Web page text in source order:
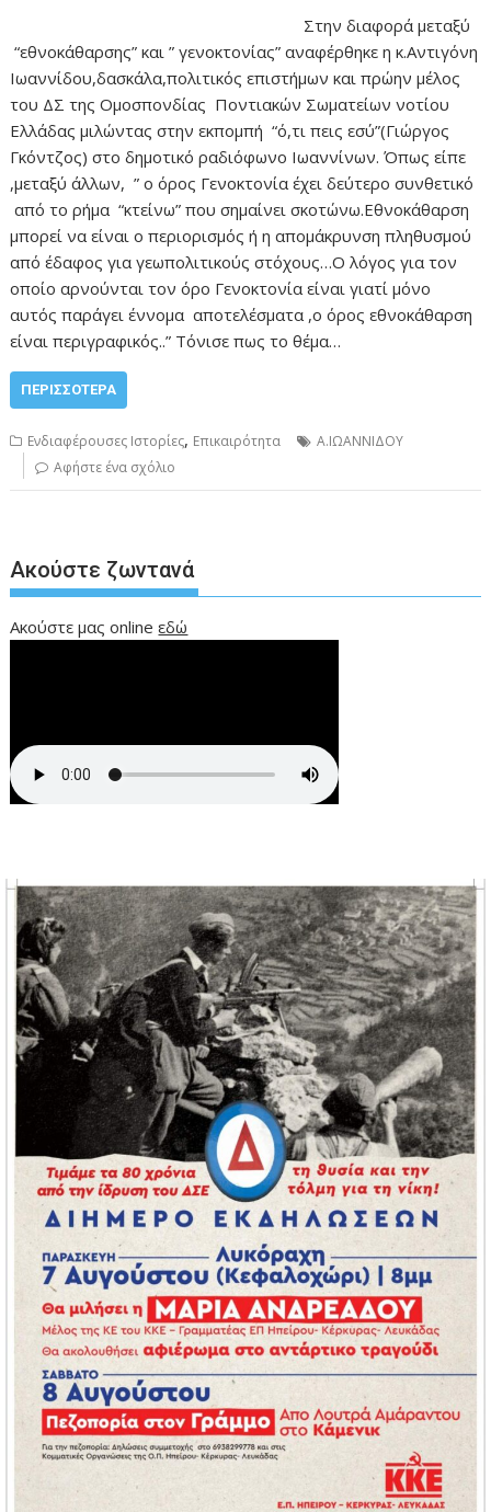
Στην διαφορά μεταξύ
“εθνοκάθαρσης” και ” γενοκτονίας” αναφέρθηκε η κ.Αντιγόνη
Ιωαννίδου,δασκάλα,πολιτικός επιστήμων και πρώην μέλος
του ΔΣ της Ομοσπονδίας Ποντιακών Σωματείων νοτίου
Ελλάδας μιλώντας στην εκπομπή “ό,τι πεις εσύ”(Γιώργος
Γκόντζος) στο δημοτικό ραδιόφωνο Ιωαννίνων. Όπως είπε
,μεταξύ άλλων, ” ο όρος Γενοκτονία έχει δεύτερο συνθετικό
από το ρήμα “κτείνω” που σημαίνει σκοτώνω.Εθνοκάθαρση
μπορεί να είναι ο περιορισμός ή η απομάκρυνση πληθυσμού
από έδαφος για γεωπολιτικούς στόχους…Ο λόγος για τον
οποίο αρνούνται τον όρο Γενοκτονία είναι γιατί μόνο
αυτός παράγει έννομα αποτελέσματα ,ο όρος εθνοκάθαρση
είναι περιγραφικός..” Τόνισε πως το θέμα…
ΠΕΡΙΣΣΌΤΕΡΑ
Ενδιαφέρουσες Ιστορίες, Επικαιρότητα
Α.ΙΩΑΝΝΙΔΟΥ
Αφήστε ένα σχόλιο
Ακούστε ζωντανά
Ακούστε μας onlineεδώ